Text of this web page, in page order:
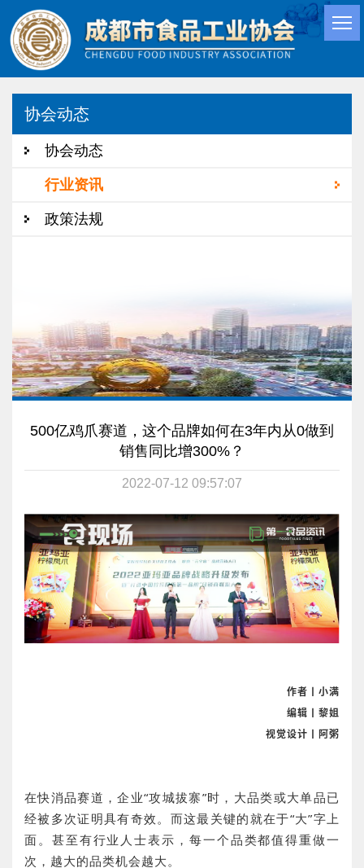
协会动态
协会动态
行业资讯
政策法规
500亿鸡爪赛道，这个品牌如何在3年内从0做到
销售同比增300%？
2022-07-12 09:57:07
作者丨小满
编辑丨黎姐
视觉设计丨阿粥
在快消品赛道，企业“攻城拔寨”时，大品类或大单品已
经被多次证明具有奇效。而这最关键的就在于“大”字上
面。甚至有行业人士表示，每一个品类都值得重做一
次，越大的品类机会越大。